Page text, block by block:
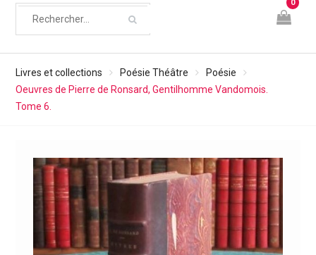
0
Livres et collections Poésie Théâtre
Poésie
Oeuvres de Pierre de Ronsard, Gentilhomme Vandomois.
Tome 6.